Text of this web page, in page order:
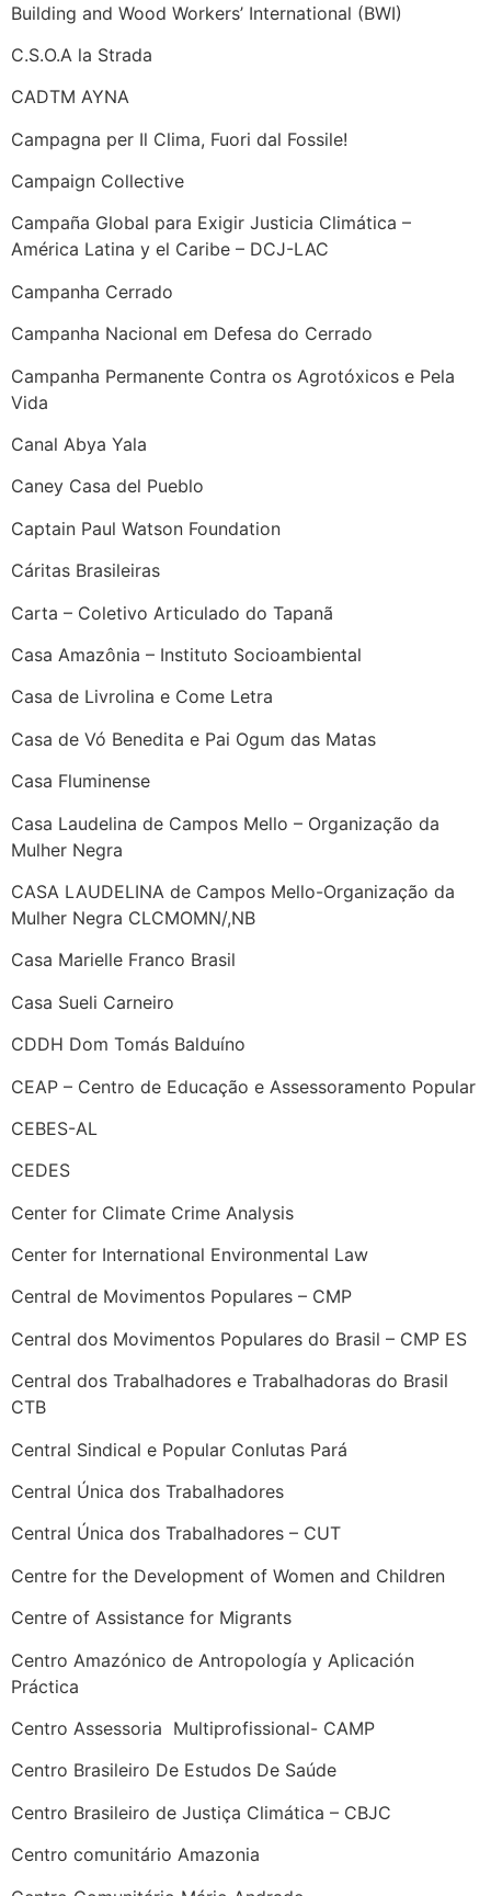
Building and Wood Workers’ International (BWI)
C.S.O.A la Strada
CADTM AYNA
Campagna per Il Clima, Fuori dal Fossile!
Campaign Collective
Campaña Global para Exigir Justicia Climática –
América Latina y el Caribe – DCJ-LAC
Campanha Cerrado
Campanha Nacional em Defesa do Cerrado
Campanha Permanente Contra os Agrotóxicos e Pela
Vida
Canal Abya Yala
Caney Casa del Pueblo
Captain Paul Watson Foundation
Cáritas Brasileiras
Carta – Coletivo Articulado do Tapanã
Casa Amazônia – Instituto Socioambiental
Casa de Livrolina e Come Letra
Casa de Vó Benedita e Pai Ogum das Matas
Casa Fluminense
Casa Laudelina de Campos Mello – Organização da
Mulher Negra
CASA LAUDELINA de Campos Mello-Organização da
Mulher Negra CLCMOMN/,NB
Casa Marielle Franco Brasil
Casa Sueli Carneiro
CDDH Dom Tomás Balduíno
CEAP – Centro de Educação e Assessoramento Popular
CEBES-AL
CEDES
Center for Climate Crime Analysis
Center for International Environmental Law
Central de Movimentos Populares – CMP
Central dos Movimentos Populares do Brasil – CMP ES
Central dos Trabalhadores e Trabalhadoras do Brasil
CTB
Central Sindical e Popular Conlutas Pará
Central Única dos Trabalhadores
Central Única dos Trabalhadores – CUT
Centre for the Development of Women and Children
Centre of Assistance for Migrants
Centro Amazónico de Antropología y Aplicación
Práctica
Centro Assessoria Multiprofissional- CAMP
Centro Brasileiro De Estudos De Saúde
Centro Brasileiro de Justiça Climática – CBJC
Centro comunitário Amazonia